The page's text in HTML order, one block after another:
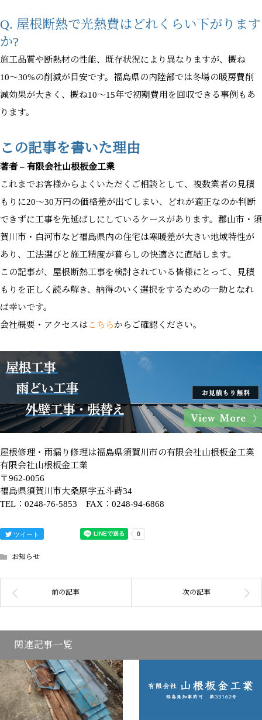
Q. 屋根断熱で光熱費はどれくらい下がります
か?
施工品質や断熱材の性能、既存状況により異なりますが、概ね
10〜30%の削減が目安です。福島県の内陸部では冬場の暖房費削
減効果が大きく、概ね10〜15年で初期費用を回収できる事例もあ
ります。
この記事を書いた理由
著者 – 有限会社山根板金工業
これまでお客様からよくいただくご相談として、複数業者の見積
もりに20〜30万円の価格差が出てしまい、どれが適正なのか判断
できずに工事を先延ばしにしているケースがあります。郡山市・須
賀川市・白河市など福島県内の住宅は寒暖差が大きい地域特性が
あり、工法選びと施工精度が暮らしの快適さに直結します。
この記事が、屋根断熱工事を検討されている皆様にとって、見積
もりを正しく読み解き、納得のいく選択をするための一助となれ
ば幸いです。
会社概要・アクセスはこちらからご確認ください。
屋根修理・雨漏り修理は福島県須賀川市の有限会社山根板金工業
有限会社山根板金工業
〒962-0056
福島県須賀川市大桑原字五斗蒔34
TEL：0248-76-5853 FAX：0248-94-6868
ツイート
お知らせ
関連記事一覧